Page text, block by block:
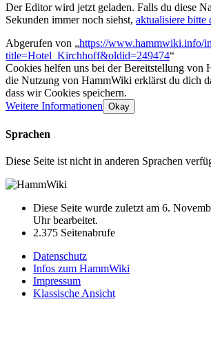
Der Editor wird jetzt geladen. Falls du diese
Sekunden immer noch siehst, aktualisiere bitte
Abgerufen von „https://www.hammwiki.info/
title=Hotel_Kirchhoff&oldid=249474“
Cookies helfen uns bei der Bereitstellung von
die Nutzung von HammWiki erklärst du dich
dass wir Cookies speichern.
Weitere Informationen Okay
Sprachen
Diese Seite ist nicht in anderen Sprachen
Diese Seite wurde zuletzt am 6.
Uhr bearbeitet.
2.375 Seitenabrufe
Datenschutz
Infos zum HammWiki
Impressum
Klassische Ansicht